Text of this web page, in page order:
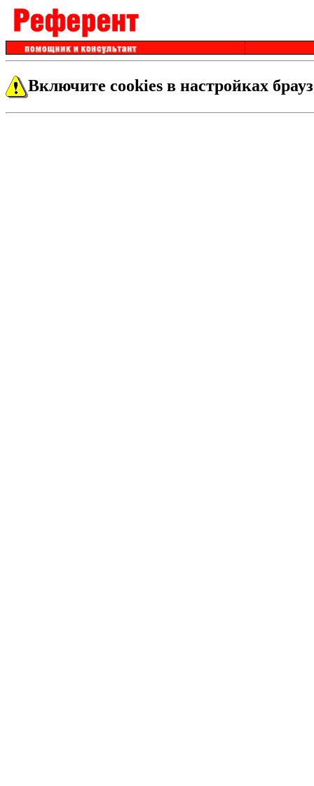
Включите cookies в настройках